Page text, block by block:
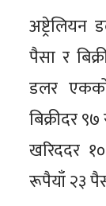
पैसा र
डलर
बिक्रीदर
खरिददर
रूपैयाँ २३